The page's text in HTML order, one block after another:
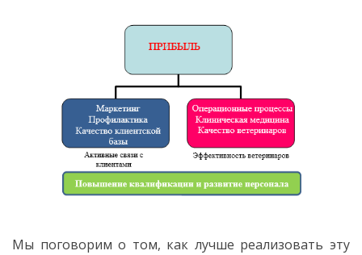
Мы поговорим о том, как лучше реализовать эту